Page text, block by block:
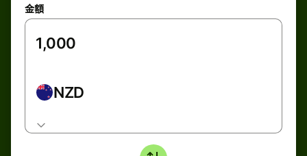
金額
NZD